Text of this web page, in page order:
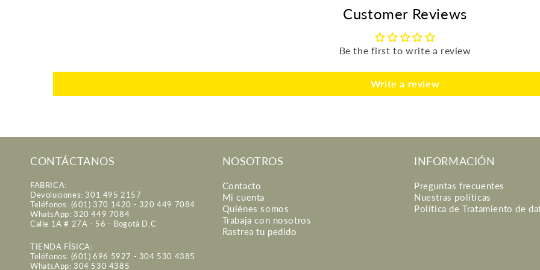
Customer Reviews
Be the first to write a review
Write a review
CONTÁCTANOS
FABRICA:
Devoluciones: 301 495 2157
Teléfonos: (601) 370 1420 - 320 449 7084
WhatsApp: 320 449 7084
Calle 1A # 27A - 56 - Bogotá D.C
TIENDA FÍSICA:
Teléfonos: (601) 696 5927 - 304 530 4385
WhatsApp: 304 530 4385
NOSOTROS
Contacto
Mi cuenta
Quiénes somos
Trabaja con nosotros
Rastrea tu pedido
INFORMACIÓN
Preguntas frecuentes
Nuestras políticas
Política de Tratamiento de